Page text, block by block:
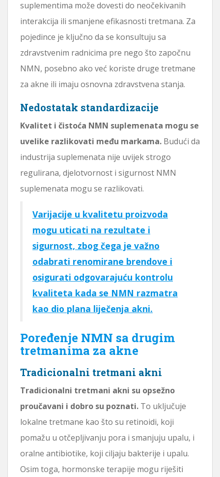
suplementima može dovesti do neočekivanih
interakcija ili smanjene efikasnosti tretmana. Za
pojedince je ključno da se konsultuju sa
zdravstvenim radnicima pre nego što započnu
NMN, posebno ako već koriste druge tretmane
za akne ili imaju osnovna zdravstvena stanja.
Nedostatak standardizacije
Kvalitet i čistoća NMN suplemenata mogu se
uvelike razlikovati među markama. Budući da
industrija suplemenata nije uvijek strogo
regulirana, djelotvornost i sigurnost NMN
suplemenata mogu se razlikovati.
Varijacije u kvalitetu proizvoda
mogu uticati na rezultate i
sigurnost, zbog čega je važno
odabrati renomirane brendove i
osigurati odgovarajuću kontrolu
kvaliteta kada se NMN razmatra
kao dio plana liječenja akni.
Poređenje NMN sa drugim
tretmanima za akne
Tradicionalni tretmani akni
Tradicionalni tretmani akni su opsežno
proučavani i dobro su poznati. To uključuje
lokalne tretmane kao što su retinoidi, koji
pomažu u otčepljivanju pora i smanjuju upalu, i
oralne antibiotike, koji ciljaju bakterije i upalu.
Osim toga, hormonske terapije mogu riješiti